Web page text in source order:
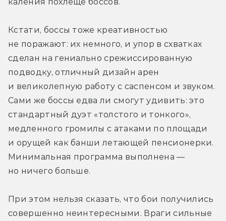
Кстати, боссы тоже креативностью
не поражают: их немного, и упор в схватках
сделан на гениально срежиссированную
подводку, отличный дизайн арен
и великолепную работу с саспенсом и звуком.
Сами же боссы едва ли смогут удивить: это
стандартный дуэт «толстого и тонкого»,
медленного громилы с атаками по площади
и орущей как банши летающей пенсионерки.
Минимальная программа выполнена —
но ничего больше.
При этом нельзя сказать, что бои получились
совершенно неинтересными. Враги сильные